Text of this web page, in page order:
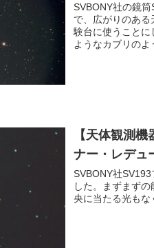
SVBONY社の鏡
で、広がりのあ
験台に使うこと
ようなカブリのよ
【天体観測
ナー・レデュ
SVBONY社
した。まずまず
央に当たる光もな